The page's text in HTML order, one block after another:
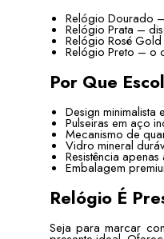
Relógio Dourado
Relógio Prata –
Relógio Rosé
Relógio Preto – o
Por Que
Design
Pulseiras em aço
Mecanismo de
Vidro mineral
Resistência
Embalagem
Relógio É
Seja para marcar